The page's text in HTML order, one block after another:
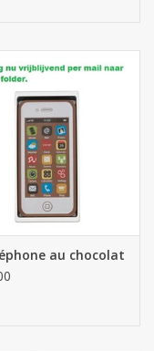
au chocolat